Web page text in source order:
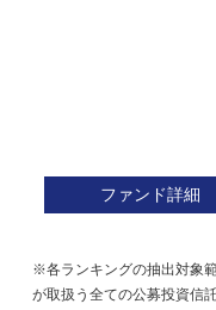
ファンド詳細
※各ランキングの抽出対象
が取扱う全ての公募投資信